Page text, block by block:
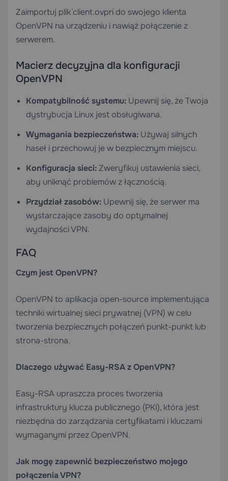
Zaimportuj plik `client.ovpn` do swojego klienta
OpenVPN na urządzeniu i nawiąż połączenie z
serwerem.
Macierz decyzyjna dla konfiguracji
OpenVPN
Kompatybilność systemu: Upewnij się, że Twoja
dystrybucja Linux jest obsługiwana.
Wymagania bezpieczeństwa: Używaj silnych
haseł i przechowuj je w bezpiecznym miejscu.
Konfiguracja sieci:Zweryfikuj ustawienia sieci,
aby uniknąć problemów z łącznością.
Przydział zasobów: Upewnij się, że serwer ma
wystarczające zasoby do optymalnej
wydajności VPN.
FAQ
Czym jest OpenVPN?
OpenVPN to aplikacja open-source implementująca
techniki wirtualnej sieci prywatnej (VPN) w celu
tworzenia bezpiecznych połączeń punkt-punkt lub
strona-strona.
Dlaczego używać Easy-RSA z OpenVPN?
Easy-RSA upraszcza proces tworzenia
infrastruktury klucza publicznego (PKI), która jest
niezbędna do zarządzania certyfikatami i kluczami
wymaganymi przez OpenVPN.
Jak mogę zapewnić bezpieczeństwo mojego
połączenia VPN?